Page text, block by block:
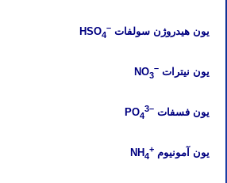
یون هیدروژن سولفات–
HSO4
یون نیترات–
NO3
یون فسفات–
PO4
3
یون آمونیوم+
NH4